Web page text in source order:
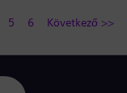
5 6 Következő >>